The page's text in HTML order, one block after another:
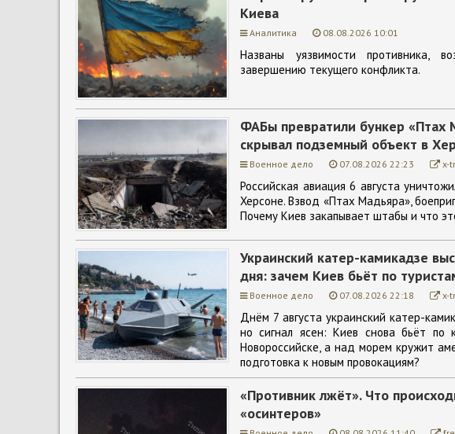
Киева
Аналитика 08.08.2026 10:01
Названы уязвимости противника,
завершению текущего конфликта.
ФАБы превратили бункер «Птах
скрывал подземный объект в
Военное дело 07.08.2026 22:23 x-
Российская авиация 6 августа
Херсоне. Взвод «Птах Мадьяра»,
Почему Киев закапывает штабы и что
Украинский катер-камикадзе
дня: зачем Киев бьёт по
Военное дело 07.08.2026 22:18 x-
Днём 7 августа украинский катер-
но сигнал ясен: Киев снова бьёт по
Новороссийске, а над морем кружит
подготовка к новым провокациям?
«Противник лжёт». Что
«осинтеров»